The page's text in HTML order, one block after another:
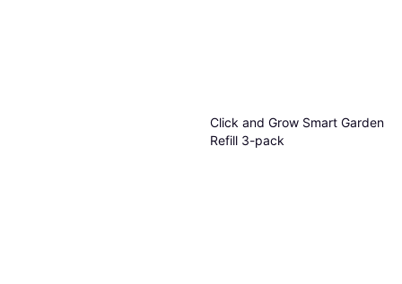
Click and Grow Smart Garden
Refill 3-pack